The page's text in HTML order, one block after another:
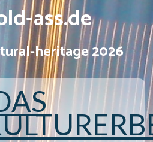
ass.de
heritage 2026